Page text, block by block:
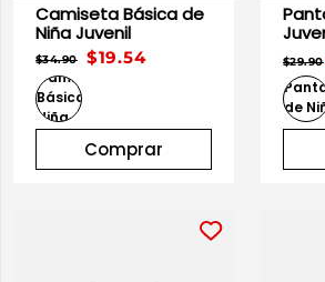
Camiseta Básica de
Niña Juvenil
$19.54
$34.90
Comprar
$29.90